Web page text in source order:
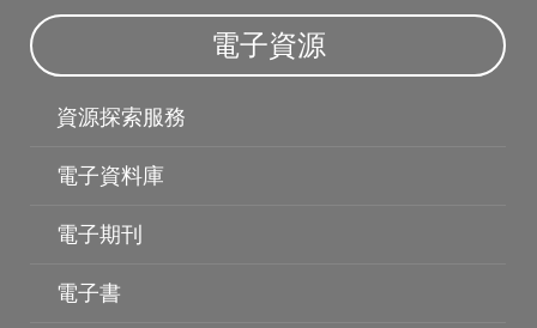
電子資源
資源探索服務
電子資料庫
電子期刊
電子書